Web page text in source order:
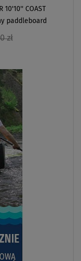
10'10'' COAST
paddleboard
zł